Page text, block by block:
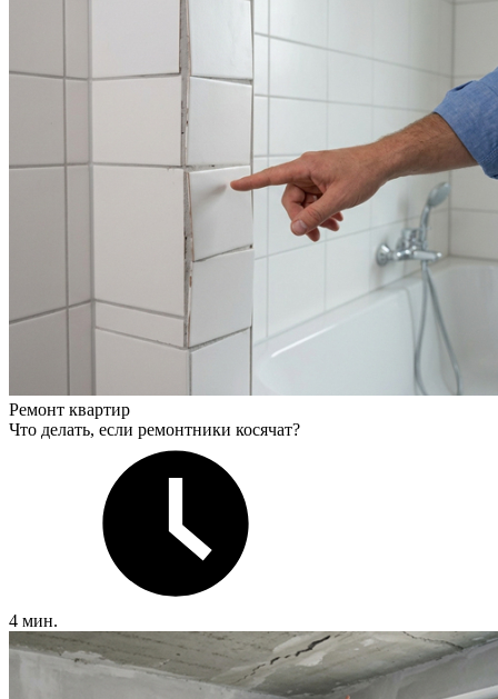
Ремонт квартир
Что делать, если ремонтники косячат?
4 мин.